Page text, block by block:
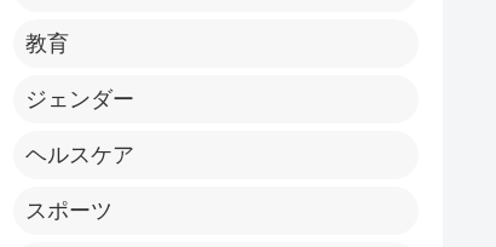
教育
ジェンダー
ヘルスケア
スポーツ